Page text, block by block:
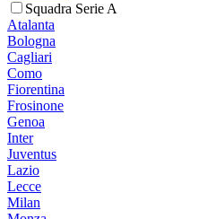
Squadra Serie A
Atalanta
Bologna
Cagliari
Como
Fiorentina
Frosinone
Genoa
Inter
Juventus
Lazio
Lecce
Milan